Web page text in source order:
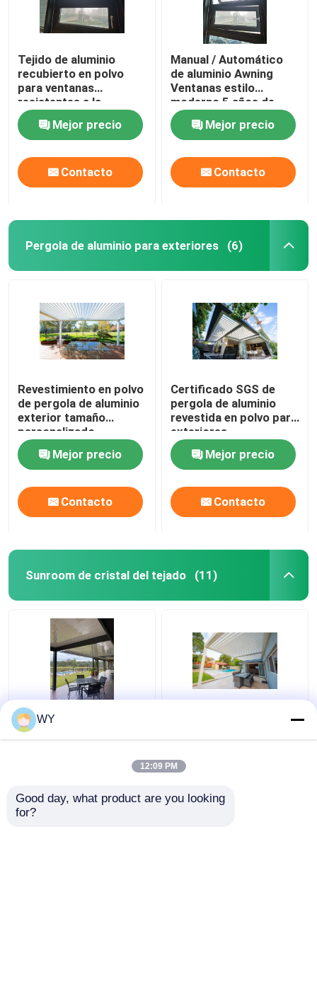
Tejido de aluminio
recubierto en polvo
para ventanas
resistentes a la
intemperie con
insectos / pantalla
solar
Mejor precio
Contacto
Manual / Automático
de aluminio Awning
Ventanas estilo
moderno 5 años de
garantía
Mejor precio
Contacto
Pergola de aluminio para exteriores (6)
Revestimiento en polvo
de pergola de aluminio
exterior tamaño
personalizado
Certificado ISO9001
Mejor precio
Contacto
Certificado SGS de
pergola de aluminio
revestida en polvo para
exteriores
Mejor precio
Contacto
Sunroom de cristal del tejado (11)
Techo de vidrio
aislante del calor
Color personalizado
WY
12:09 PM
Good day, what product are you looking
for?